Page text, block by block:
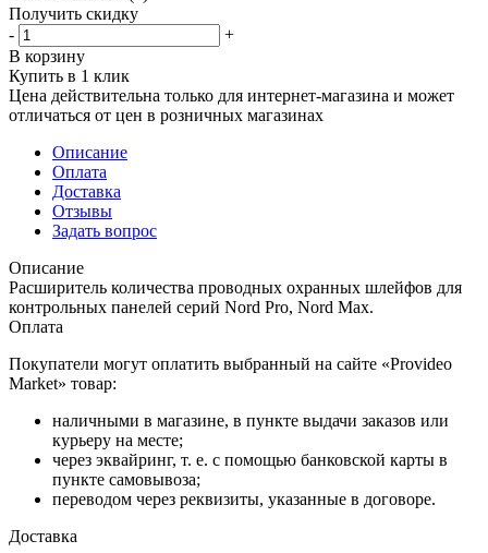
Получить скидку
-
+
В корзину
Купить в 1 клик
Цена действительна только для интернет-магазина и может
отличаться от цен в розничных магазинах
Описание
Оплата
Доставка
Отзывы
Задать вопрос
Описание
Расширитель количества проводных охранных шлейфов для
контрольных панелей серий Nord Pro, Nord Max.
Оплата
Покупатели могут оплатить выбранный на сайте «Provideo
Market» товар:
наличными в магазине, в пункте выдачи заказов или
курьеру на месте;
через эквайринг, т. е. с помощью банковской карты в
пункте самовывоза;
переводом через реквизиты, указанные в договоре.
Доставка